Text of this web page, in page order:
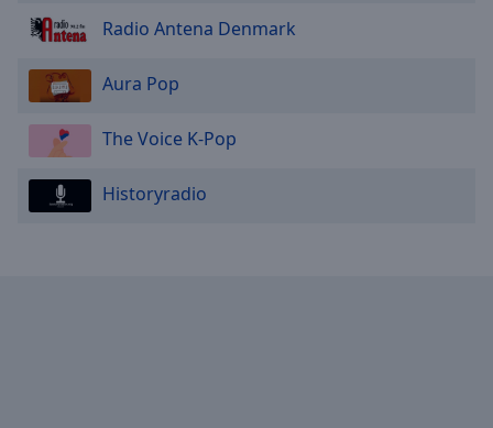
Text
Edge
Style
Font
Family
Radio Antena Denmark
Aura Pop
The Voice K-Pop
Historyradio